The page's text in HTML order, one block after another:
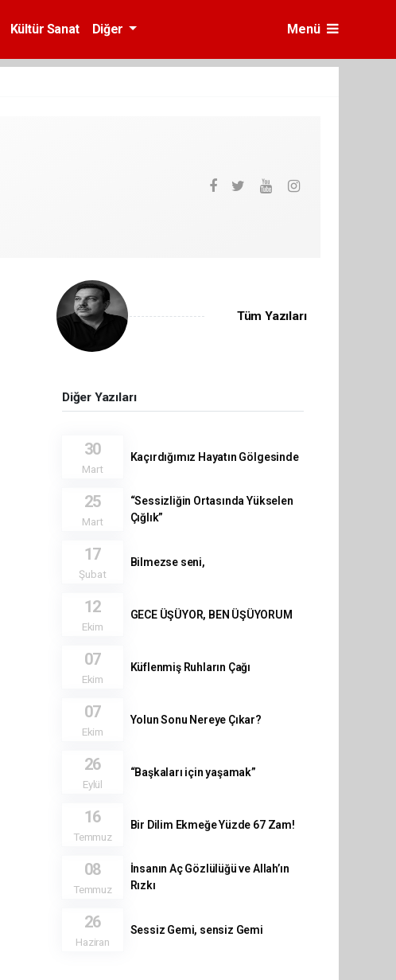
Kültür Sanat Diğer Menü
Tüm Yazıları
Diğer Yazıları
30
Mart
Kaçırdığımız Hayatın Gölgesinde
25
Mart
“Sessizliğin Ortasında Yükselen
Çığlık”
17
Şubat
Bilmezse seni,
12
Ekim
GECE ÜŞÜYOR, BEN ÜŞÜYORUM
07
Ekim
Küflenmiş Ruhların Çağı
07
Ekim
Yolun Sonu Nereye Çıkar?
26
Eylül
“Başkaları için yaşamak”
16
Temmuz
Bir Dilim Ekmeğe Yüzde 67 Zam!
08
Temmuz
İnsanın Aç Gözlülüğü ve Allah’ın
Rızkı
26
Haziran
Sessiz Gemi, sensiz Gemi